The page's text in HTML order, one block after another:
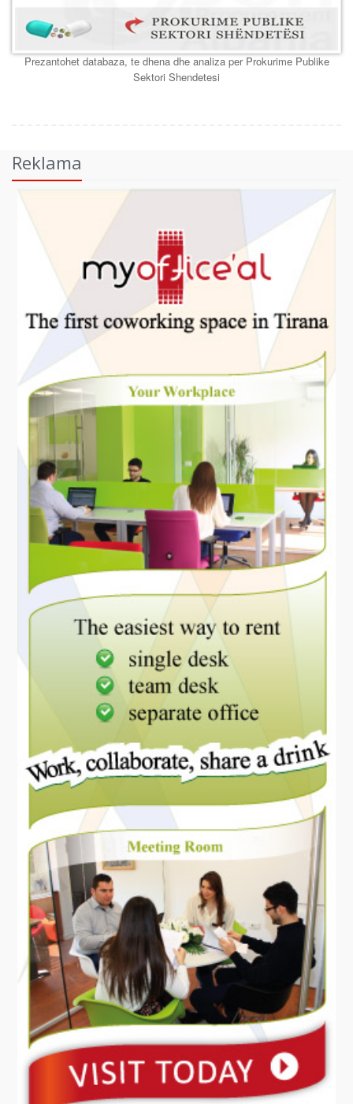
Prezantohet databaza, te dhena dhe analiza per Prokurime Publike
Sektori Shendetesi
Reklama